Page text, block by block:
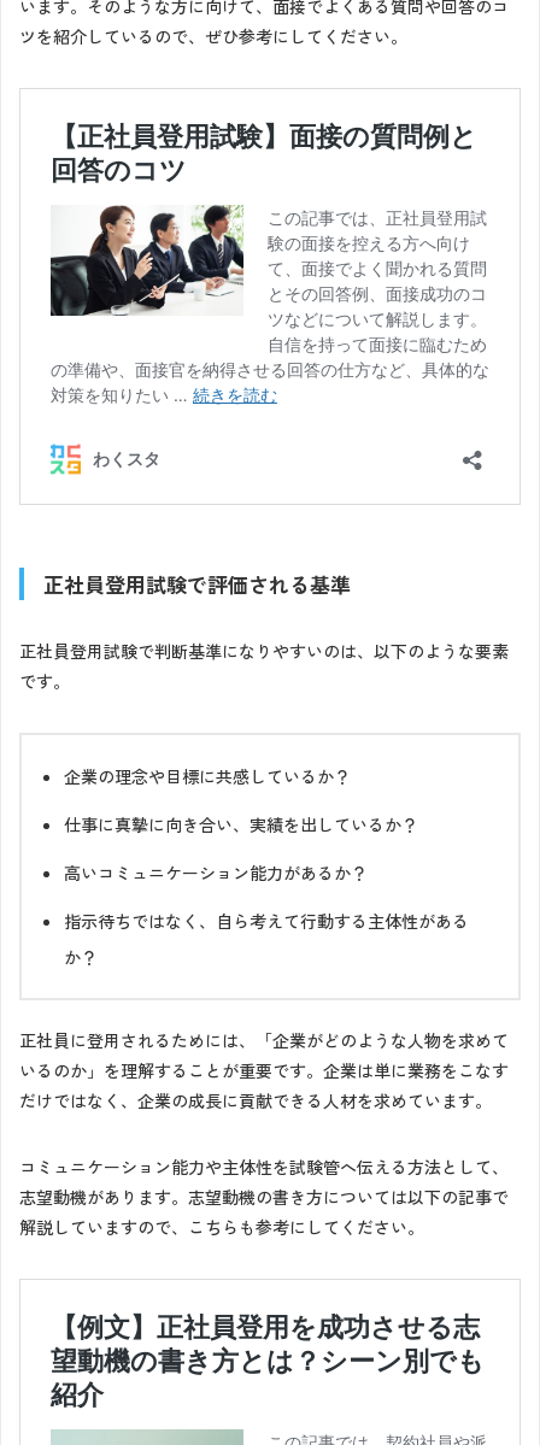
います。そのような方に向けて、面接でよくある質問や回答のコ
ツを紹介しているので、ぜひ参考にしてください。
正社員登用試験で評価される基準
正社員登用試験で判断基準になりやすいのは、以下のような要素
です。
企業の理念や目標に共感しているか？
仕事に真摯に向き合い、実績を出しているか？
高いコミュニケーション能力があるか？
指示待ちではなく、自ら考えて行動する主体性がある
か？
正社員に登用されるためには、「企業がどのような人物を求めて
いるのか」を理解することが重要です。企業は単に業務をこなす
だけではなく、企業の成長に貢献できる人材を求めています。
コミュニケーション能力や主体性を試験管へ伝える方法として、
志望動機があります。志望動機の書き方については以下の記事で
解説していますので、こちらも参考にしてください。